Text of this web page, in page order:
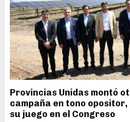
Provincias Unidas montó
campaña en tono
su juego en el Congreso